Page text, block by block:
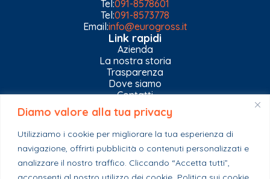
Diamo valore alla tua privacy
Utilizziamo i cookie per migliorare la tua esperienza di
navigazione, offrirti pubblicità o contenuti personalizzati e
analizzare il nostro traffico. Cliccando “Accetta tutti”,
Tel:091-8578601
Tel:091-8573778
Email:info@eurogross.it
Link rapidi
Azienda
La nostra storia
Trasparenza
Dove siamo
Contatti
Privacy Policy
Gestisci impostazioni Cookies
Esplora il catalogo
Casa
Ferramenta & Co.
Giardino e agricoltura